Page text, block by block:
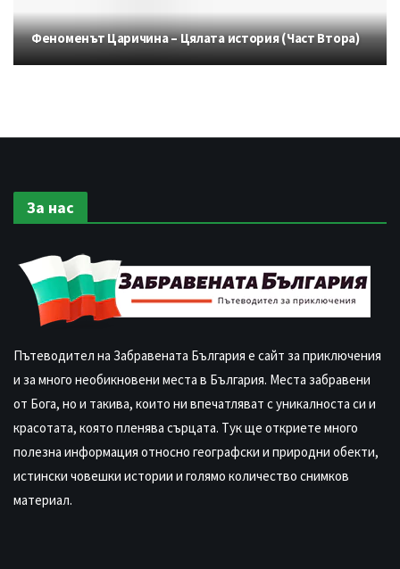
Феноменът Царичина – Цялата история (Част Втора)
За нас
Пътеводител на Забравената България е сайт за приключения
и за много необикновени места в България. Места забравени
от Бога, но и такива, които ни впечатляват с уникалноста си и
красотата, която пленява сърцата. Тук ще откриете много
полезна информация относно географски и природни обекти,
истински човешки истории и голямо количество снимков
материал.